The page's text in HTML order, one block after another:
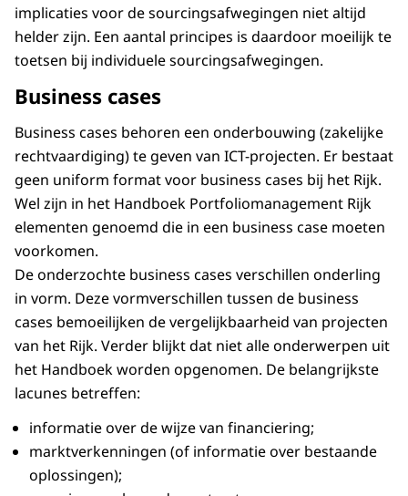
implicaties voor de sourcingsafwegingen niet altijd
helder zijn. Een aantal principes is daardoor moeilijk te
toetsen bij individuele sourcingsafwegingen.
Business cases
Business cases behoren een onderbouwing (zakelijke
rechtvaardiging) te geven van ICT-projecten. Er bestaat
geen uniform format voor business cases bij het Rijk.
Wel zijn in het Handboek Portfoliomanagement Rijk
elementen genoemd die in een business case moeten
voorkomen.
De onderzochte business cases verschillen onderling
in vorm. Deze vormverschillen tussen de business
cases bemoeilijken de vergelijkbaarheid van projecten
van het Rijk. Verder blijkt dat niet alle onderwerpen uit
het Handboek worden opgenomen. De belangrijkste
lacunes betreffen:
informatie over de wijze van financiering;
marktverkenningen (of informatie over bestaande
oplossingen);